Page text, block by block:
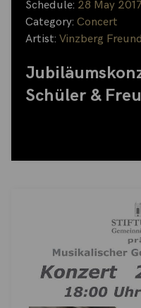
Schedule: 28 May
Category: Concert
Artist: Vinzberg
Schüler &